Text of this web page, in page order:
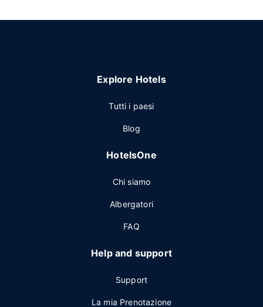
Explore Hotels
Tutti i paesi
Blog
HotelsOne
Chi siamo
Albergatori
FAQ
Help and support
Support
La mia Prenotazione